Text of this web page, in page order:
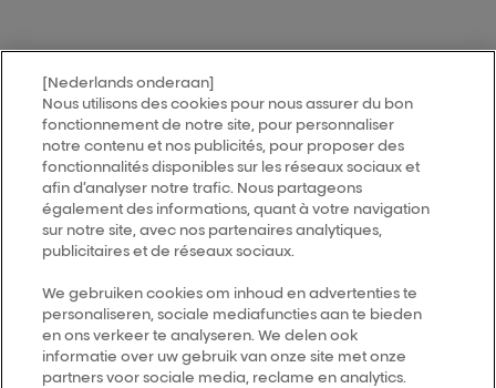
MY HAIR[iD]
Vind een salon
Follow us
14, rue Royale 75008 PARIS
[email protected]
Terug naar de top
[Nederlands onderaan]
Nous utilisons des cookies pour nous assurer du bon
fonctionnement de notre site, pour personnaliser
notre contenu et nos publicités, pour proposer des
fonctionnalités disponibles sur les réseaux sociaux et
afin d’analyser notre trafic. Nous partageons
également des informations, quant à votre navigation
sur notre site, avec nos partenaires analytiques,
publicitaires et de réseaux sociaux.
We gebruiken cookies om inhoud en advertenties te
personaliseren, sociale mediafuncties aan te bieden
en ons verkeer te analyseren. We delen ook
informatie over uw gebruik van onze site met onze
partners voor sociale media, reclame en analytics.